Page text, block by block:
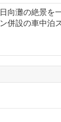
日向灘の絶景を
ン併設の車中泊